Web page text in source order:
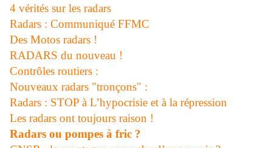
4 vérités sur les radars
Radars : Communiqué FFMC
Des Motos radars !
RADARS du nouveau !
Contrôles routiers :
Nouveaux radars "tronçons" :
Radars : STOP à L’hypocrisie et à la répression
Les radars ont toujours raison !
Radars ou pompes à fric ?